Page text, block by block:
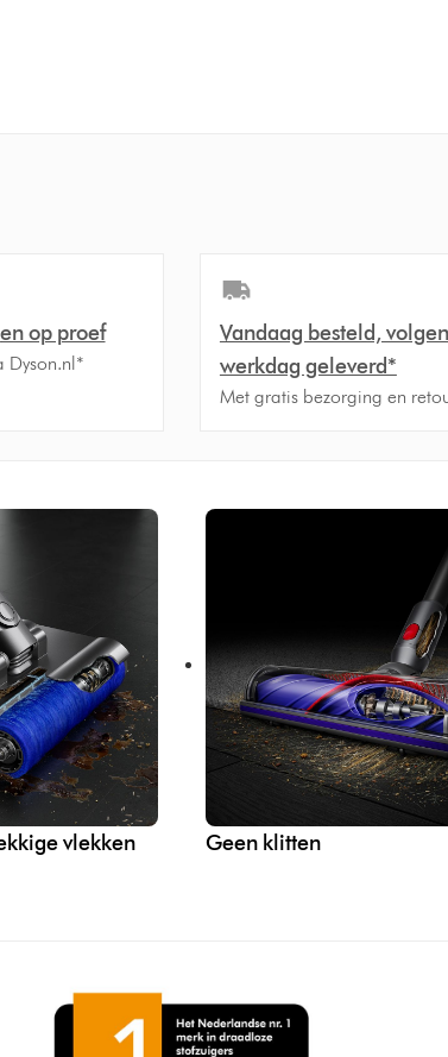
op proef
Dyson.nl*
Vandaag besteld,
werkdag geleverd*
Met gratis bezorging en
vlekken Geen klitten